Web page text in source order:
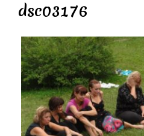
dsc03176